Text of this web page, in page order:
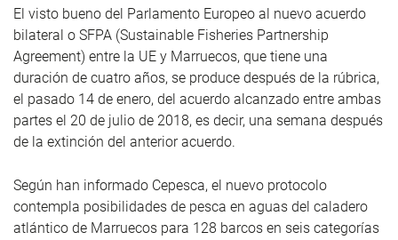
El visto bueno del Parlamento Europeo al nuevo acuerdo
bilateral o SFPA (Sustainable Fisheries Partnership
Agreement) entre la UE y Marruecos, que tiene una
duración de cuatro años, se produce después de la rúbrica,
el pasado 14 de enero, del acuerdo alcanzado entre ambas
partes el 20 de julio de 2018, es decir, una semana después
de la extinción del anterior acuerdo.
Según han informado Cepesca, el nuevo protocolo
contempla posibilidades de pesca en aguas del caladero
atlántico de Marruecos para 128 barcos en seis categorías